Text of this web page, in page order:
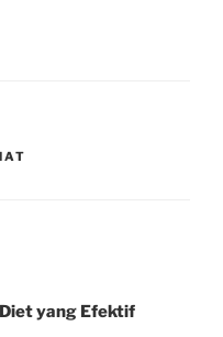
yang Efektif